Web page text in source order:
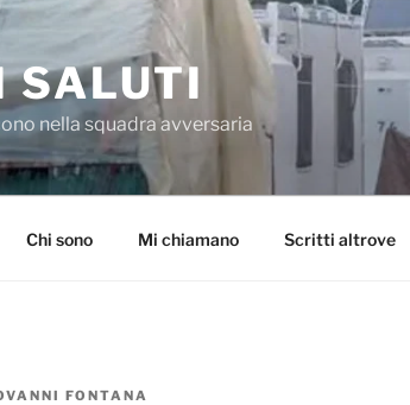
SALUTI
nella squadra avversaria
Chi sono Mi chiamano Scritti altrove
FONTANA